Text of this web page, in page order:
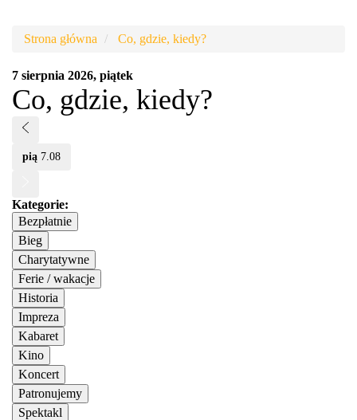
Strona główna Co, gdzie, kiedy?
7 sierpnia 2026, piątek
Co, gdzie, kiedy?
pią 7.08
Kategorie:
Bezpłatnie
Bieg
Charytatywne
Ferie / wakacje
Historia
Impreza
Kabaret
Kino
Koncert
Patronujemy
Spektakl